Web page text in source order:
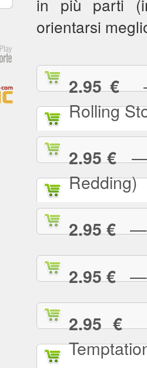
in più parti
orientarsi
2.95 €—
Rolling
2.95 €—
Redding)
2.95 €—
2.95 €—
2.95 €—